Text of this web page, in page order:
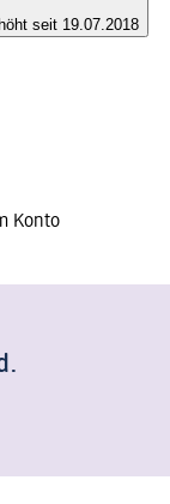
seit 19.07.2018
Konto